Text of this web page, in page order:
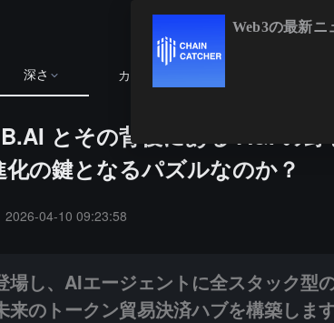
深さ カレンダー
とその背後にある AGI の
の鍵となるパズルなのか？
し、AIエージェントに全スタック型の金融高速道路を提
2026-04-10 09:23:58
場し、AIエージェントに全スタック型
来のトークン貿易決済ハブを構築します
Web3の最新ニ